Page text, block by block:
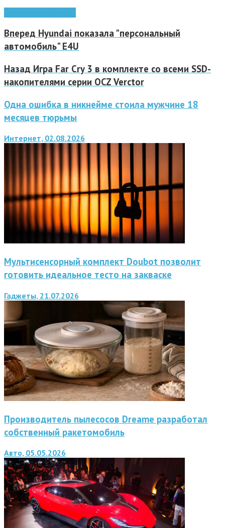
Вперед Hyundai показала "персональный
автомобиль" E4U
Назад Игра Far Cry 3 в комплекте со всеми SSD-
накопителями серии OCZ Verctor
Одна ошибка в никнейме стоила мужчине 18
месяцев тюрьмы
Интернет, 02.08.2026
Мультисенсорный комплект Doubot позволит
готовить идеальное тесто на закваске
Гаджеты, 21.07.2026
Производитель пылесосов Dreame разработал
собственный ракетомобиль
Авто, 05.05.2026